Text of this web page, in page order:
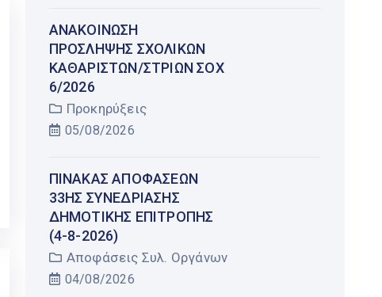
AΝΑΚΟΙΝΩΣΗ
ΠΡΟΣΛΗΨΗΣ ΣΧΟΛΙΚΩΝ
ΚΑΘΑΡΙΣΤΩΝ/ΣΤΡΙΩΝ ΣΟΧ
6/2026
Προκηρύξεις
05/08/2026
ΠΊΝΑΚΑΣ ΑΠΟΦΆΣΕΩΝ
33ΗΣ ΣΥΝΕΔΡΊΑΣΗΣ
ΔΗΜΟΤΙΚΉΣ ΕΠΙΤΡΟΠΉΣ
(4-8-2026)
Αποφάσεις Συλ. Οργάνων
04/08/2026